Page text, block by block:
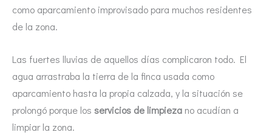
como aparcamiento improvisado para muchos residentes
de la zona.
Las fuertes lluvias de aquellos días complicaron todo. El
agua arrastraba la tierra de la finca usada como
aparcamiento hasta la propia calzada, y la situación se
prolongó porque los servicios de limpieza no acudían a
limpiar la zona.